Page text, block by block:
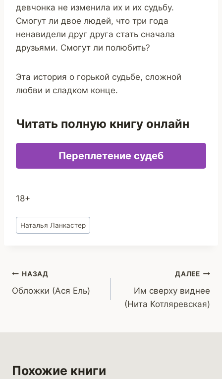
девчонка не изменила их и их судьбу.
Смогут ли двое людей, что три года
ненавидели друг друга стать сначала
друзьями. Смогут ли полюбить?
Эта история о горькой судьбе, сложной
любви и сладком конце.
Читать полную книгу онлайн
Переплетение судеб
18+
Метки
записи:
Наталья Ланкастер
Навигация
по
НАЗАД
Обложки (Ася Ель)
ДАЛЕЕ
Им сверху виднее
(Нита Котляревская)
Похожие книги